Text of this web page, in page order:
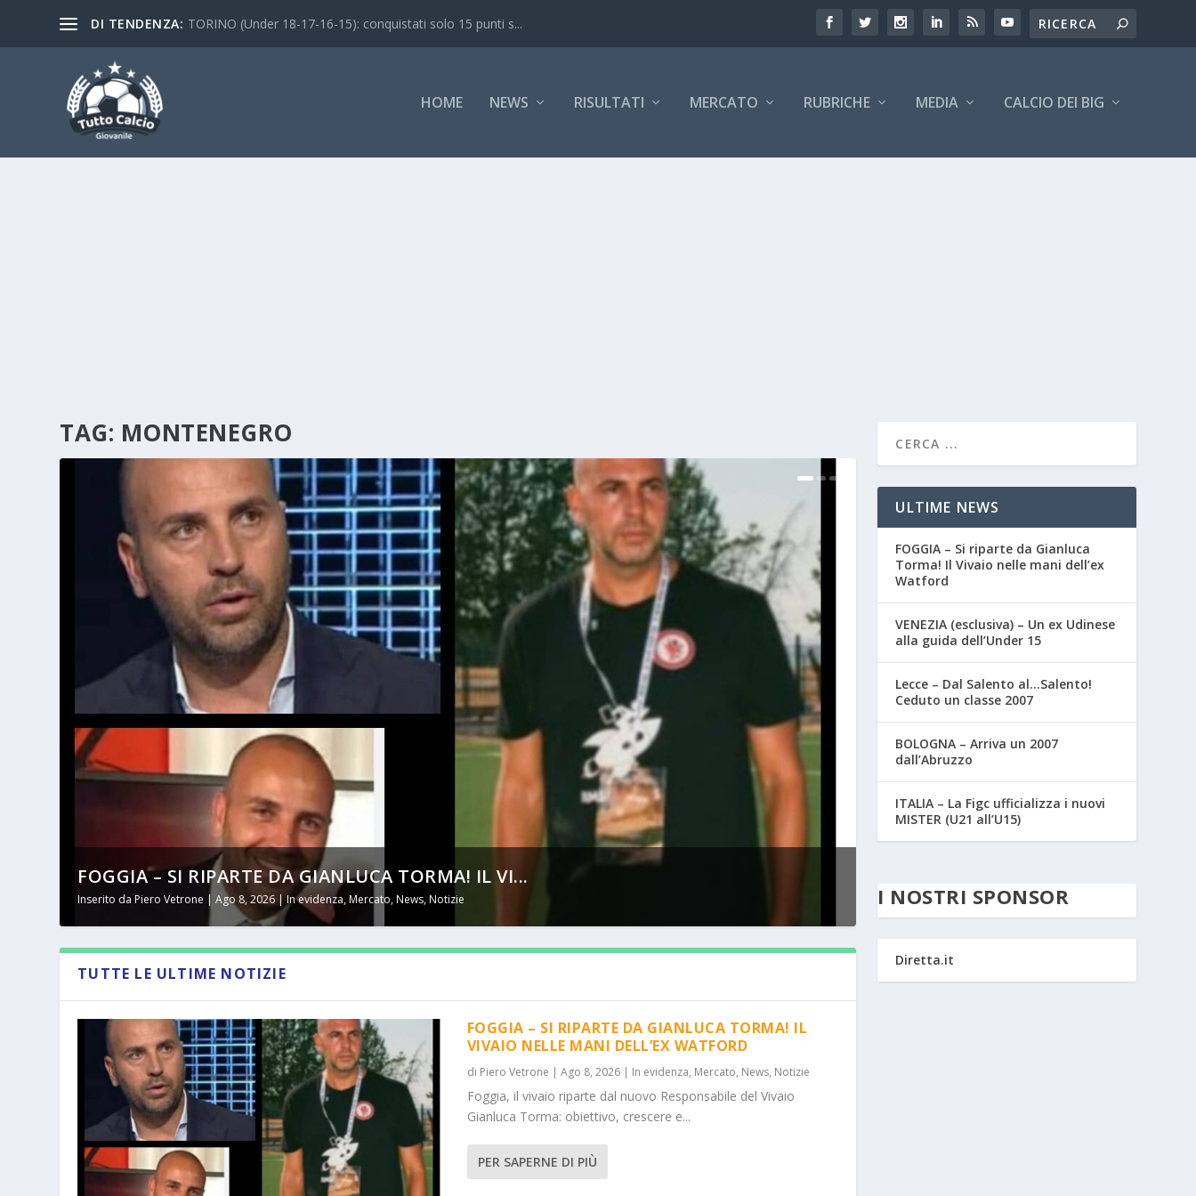
DI TENDENZA: TORINO (Under 18-17-16-15): conquistati solo 15 punti s...
HOME NEWS RISULTATI MERCATO RUBRICHE MEDIA CALCIO DEI BIG
TAG: MONTENEGRO
FOGGIA – SI RIPARTE DA GIANLUCA TORMA! IL VI...
Inserito daPiero Vetrone |Ago 8, 2026 |In evidenza,Mercato,News,Notizie
TUTTE LE ULTIME NOTIZIE
FOGGIA – SI RIPARTE DA GIANLUCA TORMA! IL
VIVAIO NELLE MANI DELL’EX WATFORD
di Piero Vetrone | Ago 8, 2026| In evidenza, Mercato, News, Notizie
Foggia, il vivaio riparte dal nuovo Responsabile del Vivaio
Gianluca Torma: obiettivo, crescere e...
PER SAPERNE DI PIÙ
ULTIME NEWS
FOGGIA – Si riparte da Gianluca
Torma! Il Vivaio nelle mani dell’ex
Watford
VENEZIA (esclusiva) – Un ex Udinese
alla guida dell’Under 15
Lecce – Dal Salento al…Salento!
Ceduto un classe 2007
BOLOGNA – Arriva un 2007
dall’Abruzzo
ITALIA – La Figc ufficializza i nuovi
MISTER (U21 all’U15)
I NOSTRI SPONSOR
Diretta.it